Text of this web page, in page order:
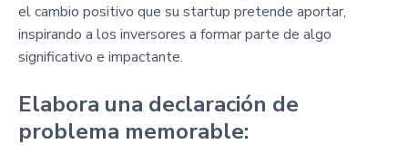
el cambio positivo que su startup pretende aportar,
inspirando a los inversores a formar parte de algo
significativo e impactante.
Elabora una declaración de
problema memorable: